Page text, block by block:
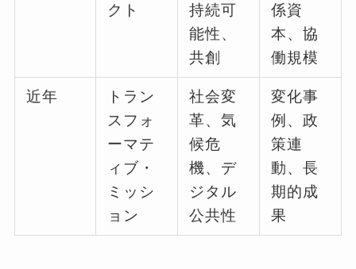
クト
持続可
能性、
共創
係資
本、協
働規模
近年
トラン
スフォ
ーマテ
ィブ・
ミッシ
ョン
社会変
革、気
候危
機、デ
ジタル
公共性
変化事
例、政
策連
動、長
期的成
果